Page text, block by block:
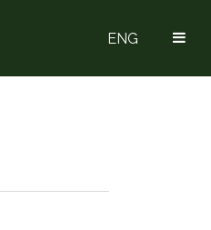
ENG